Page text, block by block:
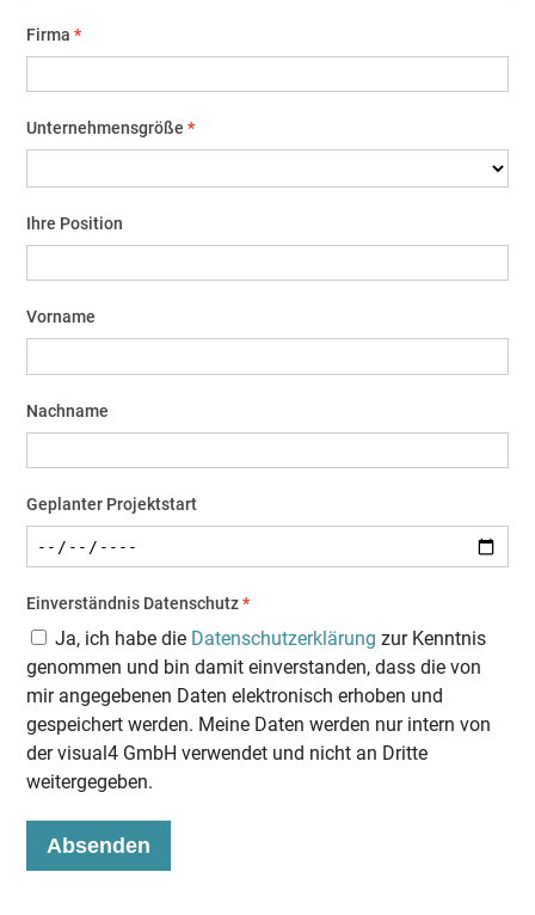
Firma
Unternehmensgröße
Ihre Position
Vorname
Nachname
Geplanter Projektstart
Einverständnis Datenschutz
Ja, ich habe die Datenschutzerklärung zur Kenntnis
genommen und bin damit einverstanden, dass die von
mir angegebenen Daten elektronisch erhoben und
gespeichert werden. Meine Daten werden nur intern von
der visual4 GmbH verwendet und nicht an Dritte
weitergegeben.
Absenden